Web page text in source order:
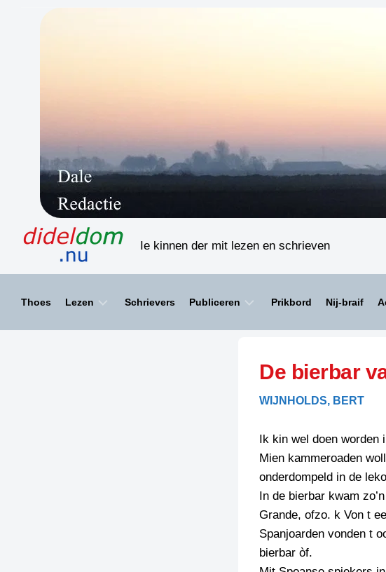
Ie kinnen der mit lezen en schrieven
Thoes Lezen
HAIKU’S
LIMERICKS
SCHRIEFWEDSTRIED
SCHRIEFWEDSTRIED
BIENOAMEN
LEGENDEN
RECEPTEN
SPREUKEN
VEURDRACHTEN
Schrievers Publiceren
SPELLENSCONTROLE
SCHRIEFREGELS
Prikbord Nij-braif
De bierbar
WIJNHOLDS, BERT
Ik kin wel doen worden
Mien kammeroaden
onderdompeld in de
In de bierbar kwam
Grande, ofzo. k Von t
Spanjoarden vonden t
bierbar òf.